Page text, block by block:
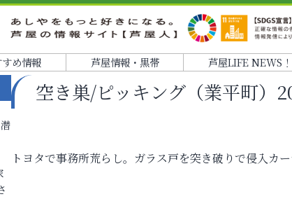
め情報 芦屋情報・黒帯 芦屋LIFE NEWS！
空き巣/ピッキング（業平町）
トヨタで事務所荒らし。ガラス戸を突き破りで侵入カー